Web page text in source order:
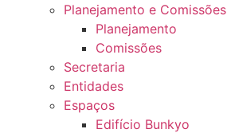
Planejamento e Comissões
Planejamento
Comissões
Secretaria
Entidades
Espaços
Edifício Bunkyo